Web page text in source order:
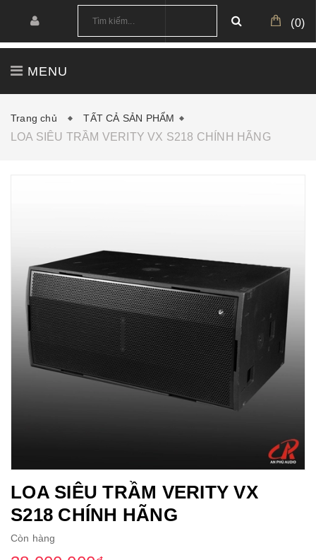
(0)
MENU
GIỚI THIỆU
Trang chủ TẤT CẢ SẢN PHẨM
LOA SIÊU TRẦM VERITY VX S218 CHÍNH HÃNG
LOA SIÊU TRẦM VERITY VX
S218 CHÍNH HÃNG
Còn hàng